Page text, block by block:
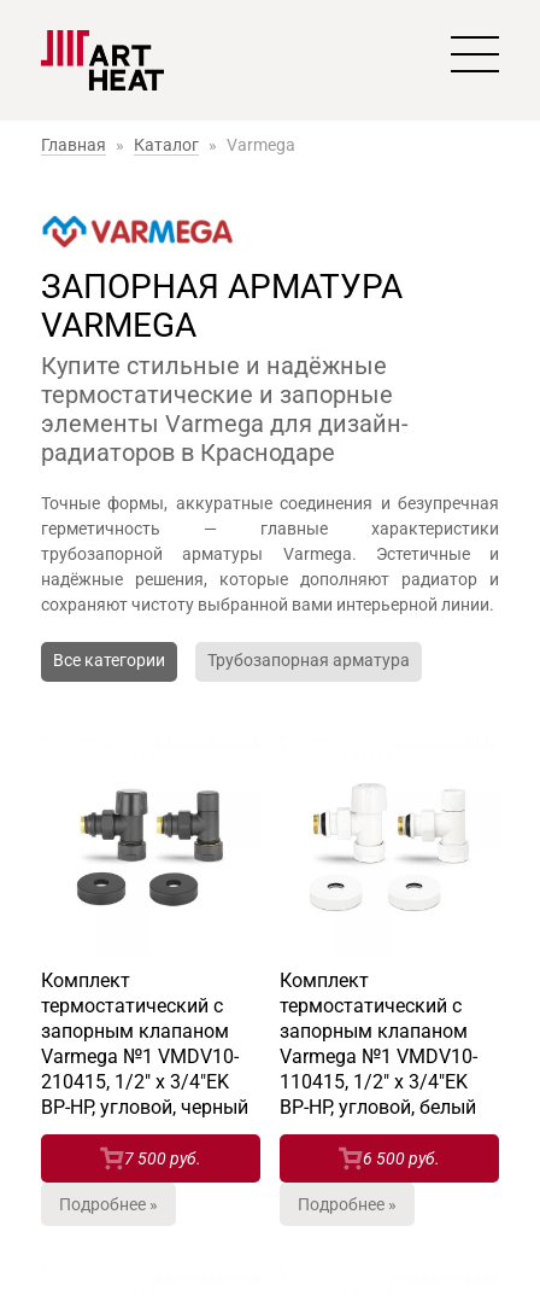
Главная » Каталог » Varmega
ЗАПОРНАЯ АРМАТУРА
VARMEGA
Купите стильные и надёжные
термостатические и запорные
элементы Varmega для дизайн-
радиаторов в Краснодаре
Точные формы, аккуратные соединения и безупречная
герметичность — главные характеристики
трубозапорной арматуры Varmega. Эстетичные и
надёжные решения, которые дополняют радиатор и
сохраняют чистоту выбранной вами интерьерной линии.
Все категории Трубозапорная арматура
Комплект
термостатический с
запорным клапаном
Varmega №1 VMDV10-
210415, 1/2" x 3/4"EK
ВР-НР, угловой, черный
7 500 руб.
Подробнее »
Комплект
термостатический с
запорным клапаном
Varmega №1 VMDV10-
110415, 1/2" x 3/4"EK
ВР-НР, угловой, белый
6 500 руб.
Подробнее »